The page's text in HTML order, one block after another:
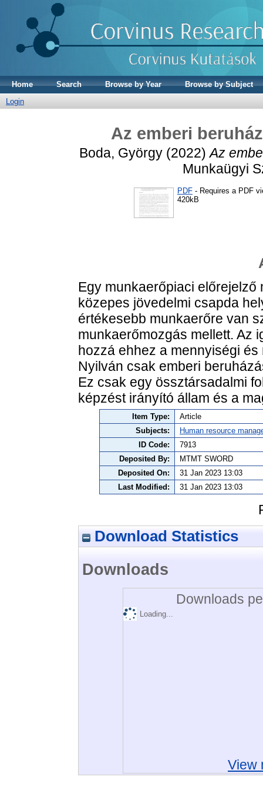
Home Search Browse by Year
Browse by Subject
Login
Az emberi
Boda, György(2022)Az
Munkaügyi
PDF - Requires a PDF
420kB
Egy munkaerőpiaci
közepes jövedelmi csapda
értékesebb munkaerőre van
munkaerőmozgás mellett. Az
hozzá ehhez a mennyiségi
Nyilván csak emberi
Ez csak egy össztársadalmi
képzést irányító állam és a
Item Type:
Article
Subjects:
Human resource
ID Code:
7913
Deposited By:
MTMT SWORD
Deposited On:
31 Jan 2023 13:03
Last Modified:
31 Jan 2023 13:03
Download Statistics
Downloads
Downloads
Loading...
View